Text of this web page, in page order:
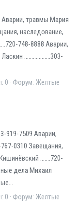
Аварии, травмы Мария
наследование,
748-8888 Аварии,
..................303-
0 Форум: Желтые
919-7509 Аварии,
0310 Завещания,
.......720-
дела Михаил
0 Форум: Желтые